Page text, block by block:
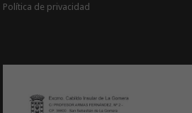
Política de privacidad